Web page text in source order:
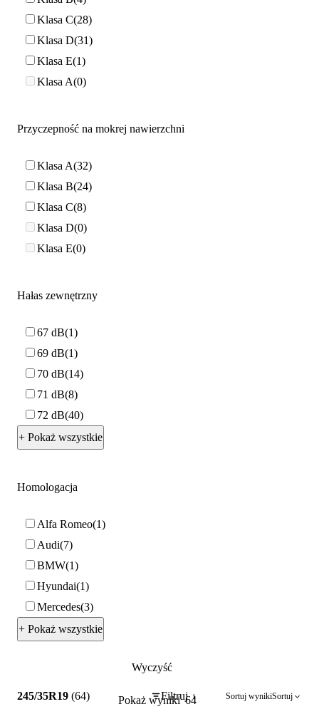
Klasa C 28
Klasa D 31
Klasa E 1
Klasa A 0
Przyczepność na mokrej nawierzchni
Klasa A 32
Klasa B 24
Klasa C 8
Klasa D 0
Klasa E 0
Hałas zewnętrzny
67 dB 1
69 dB 1
70 dB 14
71 dB 8
72 dB 40
+ Pokaż wszystkie
Homologacja
Alfa Romeo 1
Audi 7
BMW 1
Hyundai 1
Mercedes 3
+ Pokaż wszystkie
Wyczyść
Pokaż wyniki 64
245/35R19 (64) Filtruj 1 Sortuj wynikiSortuj